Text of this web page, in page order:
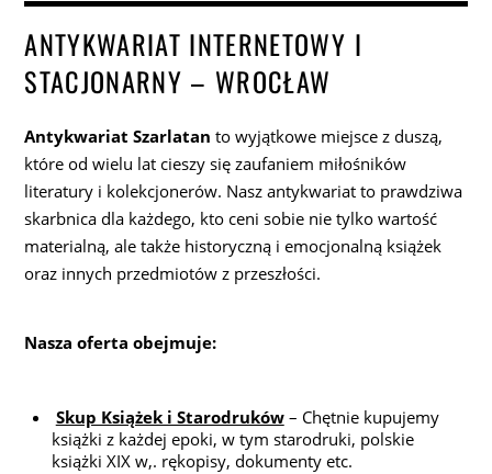
ANTYKWARIAT INTERNETOWY I
STACJONARNY – WROCŁAW
Antykwariat Szarlatan to wyjątkowe miejsce z duszą,
które od wielu lat cieszy się zaufaniem miłośników
literatury i kolekcjonerów. Nasz antykwariat to prawdziwa
skarbnica dla każdego, kto ceni sobie nie tylko wartość
materialną, ale także historyczną i emocjonalną książek
oraz innych przedmiotów z przeszłości.
Nasza oferta obejmuje:
Skup Książek i Starodruków– Chętnie kupujemy
książki z każdej epoki, w tym starodruki, polskie
książki XIX w,. rękopisy, dokumenty etc.